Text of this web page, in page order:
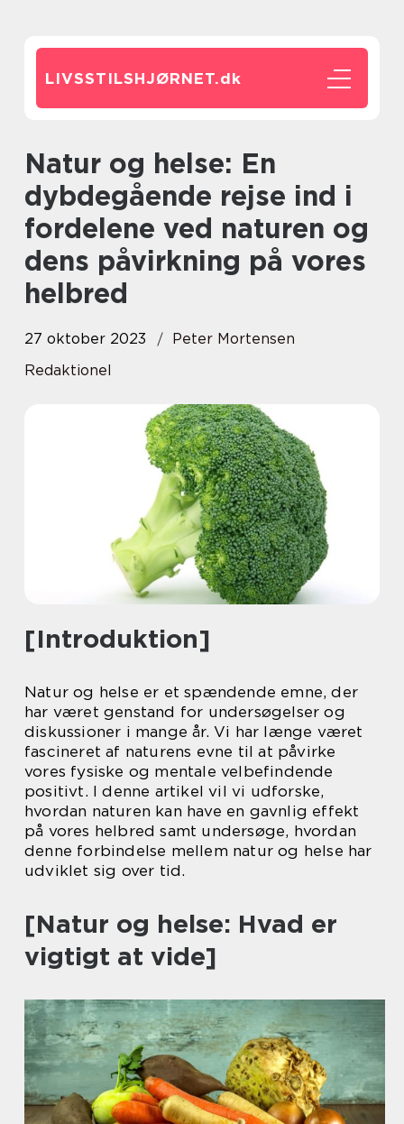
LIVSSTILSHJØRNET.dk
Natur og helse: En
dybdegående rejse ind i
fordelene ved naturen og
dens påvirkning på vores
helbred
27 oktober 2023
Peter Mortensen
Redaktionel
[Introduktion]
Natur og helse er et spændende emne, der
har været genstand for undersøgelser og
diskussioner i mange år. Vi har længe været
fascineret af naturens evne til at påvirke
vores fysiske og mentale velbefindende
positivt. I denne artikel vil vi udforske,
hvordan naturen kan have en gavnlig effekt
på vores helbred samt undersøge, hvordan
denne forbindelse mellem natur og helse har
udviklet sig over tid.
[Natur og helse: Hvad er
vigtigt at vide]